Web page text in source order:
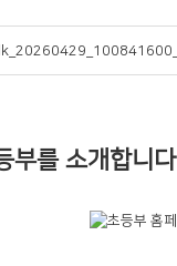
부를 소개합니다